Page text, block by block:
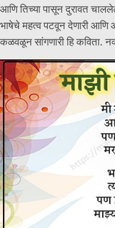
आणि तिच्या पासून दुरावत
भाषेचे महत्व पटवून देणारी आणि
कळवळून सांगणारी हि कविता.